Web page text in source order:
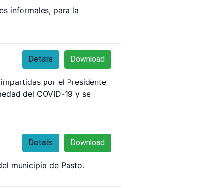
informales, para la
Download
Details
por el Presidente
del COVID-19 y se
Download
Details
municipio de Pasto.